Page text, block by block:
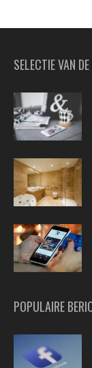
SELECTIE VAN
POPULAIRE